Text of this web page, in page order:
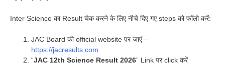
Inter Science का Result चेक करने के लिए नीचे दिए गए steps को फॉलो करें:
JAC Board की official website पर जाएं –
https://jacresults.com
“JAC 12th Science Result 2026” Link पर click करें